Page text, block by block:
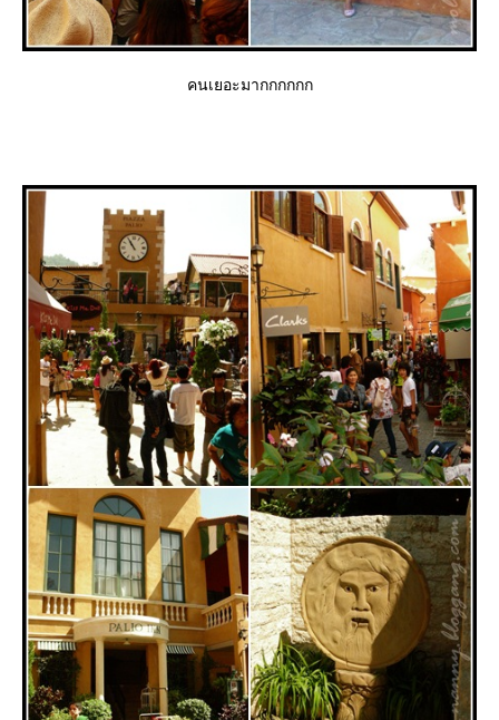
คนเยอะมากกกกกก